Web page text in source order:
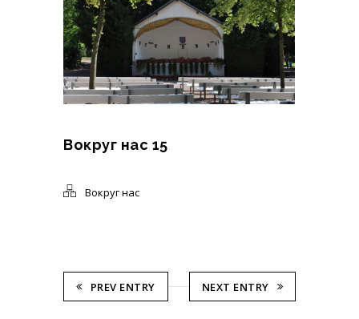
Вокруг нас 15
Вокруг нас
PREV ENTRY NEXT ENTRY